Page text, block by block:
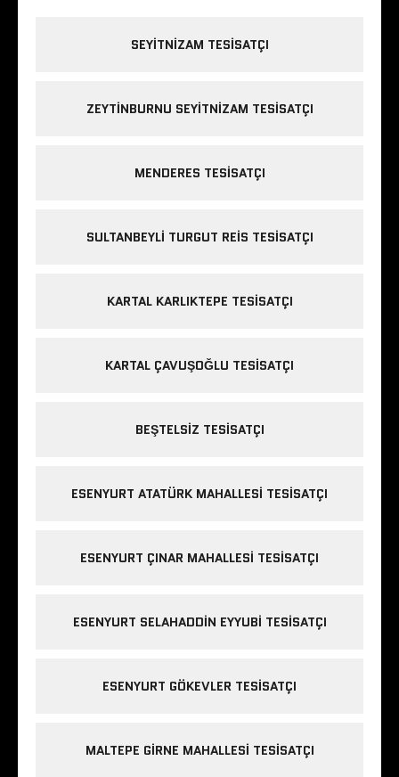
SEYITNIZAM TESISATÇI
ZEYTINBURNU SEYITNIZAM TESISATÇI
MENDERES TESISATÇI
SULTANBEYLI TURGUT REIS TESISATÇI
KARTAL KARLIKTEPE TESISATÇI
KARTAL ÇAVUŞOĞLU TESISATÇI
BEŞTELSIZ TESISATÇI
ESENYURT ATATÜRK MAHALLESI TESISATÇI
ESENYURT ÇINAR MAHALLESI TESISATÇI
ESENYURT SELAHADDIN EYYUBI TESISATÇI
ESENYURT GÖKEVLER TESISATÇI
MALTEPE GIRNE MAHALLESI TESISATÇI